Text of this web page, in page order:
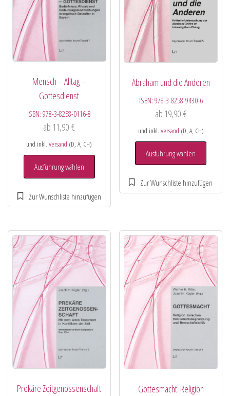
Mensch – Alltag –
Gottesdienst
ISBN:978-3-8258-0116-8
ab 11,90€
und inkl.Versand (D, A, CH)
Ausführung wählen
Abraham und die Anderen
ISBN: 978-3-8258-9430-6
ab 19,90 €
und inkl. Versand (D, A, CH)
Ausführung wählen
Prekäre Zeitgenossenschaft
Gottesmacht: Religion